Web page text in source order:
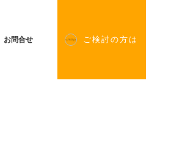
ご検討の方は
お問合せ